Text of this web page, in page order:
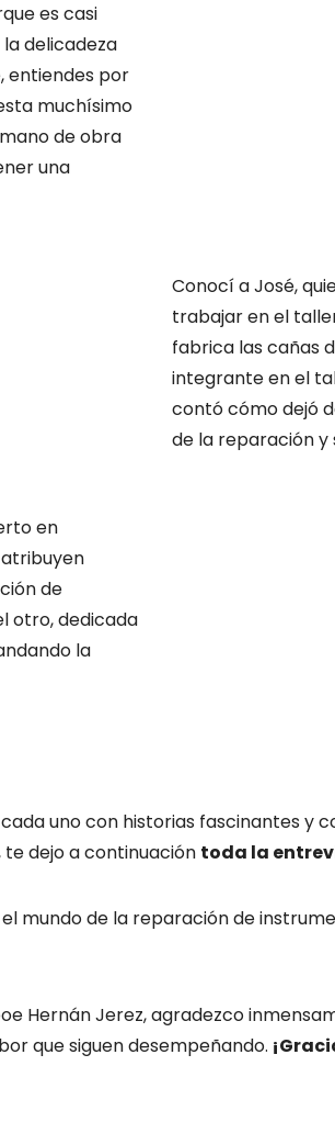
es casi
delicadeza
entiendes por
muchísimo
de obra
una
Conocí a José,
trabajar en el
fabrica las cañas
integrante en el
contó cómo dejó
de la reparación y
en
de
otro, dedicada
la
uno con historias fascinantes y
dejo a continuación toda la
mundo de la reparación de
Hernán Jerez, agradezco
que siguen desempeñando.